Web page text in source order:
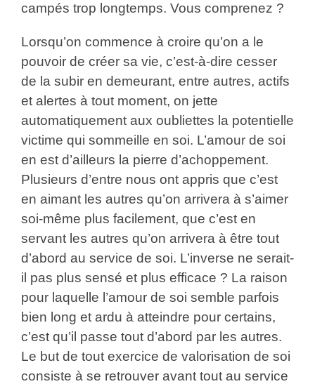
campés trop longtemps. Vous comprenez ?
Lorsqu’on commence à croire qu’on a le
pouvoir de créer sa vie, c’est-à-dire cesser
de la subir en demeurant, entre autres, actifs
et alertes à tout moment, on jette
automatiquement aux oubliettes la potentielle
victime qui sommeille en soi. L’amour de soi
en est d’ailleurs la pierre d’achoppement.
Plusieurs d’entre nous ont appris que c’est
en aimant les autres qu’on arrivera à s’aimer
soi-même plus facilement, que c’est en
servant les autres qu’on arrivera à être tout
d’abord au service de soi. L’inverse ne serait-
il pas plus sensé et plus efficace ? La raison
pour laquelle l’amour de soi semble parfois
bien long et ardu à atteindre pour certains,
c’est qu’il passe tout d’abord par les autres.
Le but de tout exercice de valorisation de soi
consiste à se retrouver avant tout au service